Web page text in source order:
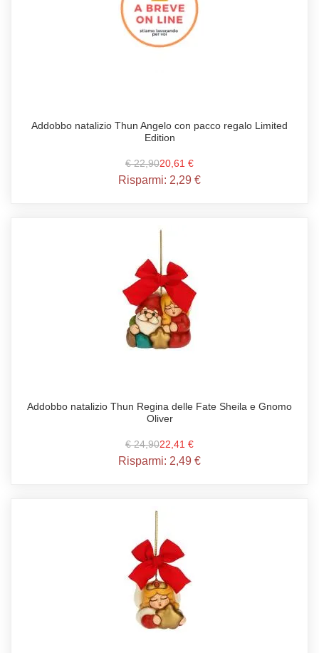
Addobbo natalizio Thun Angelo con pacco regalo Limited
Edition
€ 22,9020,61 €
Risparmi: 2,29 €
Addobbo natalizio Thun Regina delle Fate Sheila e Gnomo
Oliver
€ 24,9022,41 €
Risparmi: 2,49 €